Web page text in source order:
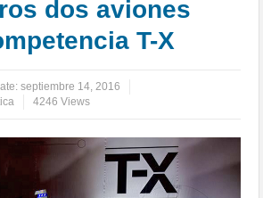
dos aviones
T-X
septiembre 14, 2016
4246 Views